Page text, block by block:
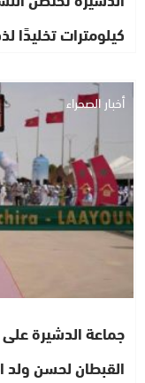
كيلومترات
أخبار الصحراء
جماعة الدشيرة
القبطان لحسن ولد